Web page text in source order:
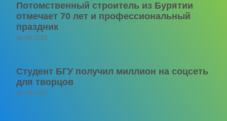
Потомственный строитель из Бурятии
отмечает 70 лет и профессиональный
праздник
06.08.2026
Студент БГУ получил миллион на соцсеть
для творцов
06.08.2026